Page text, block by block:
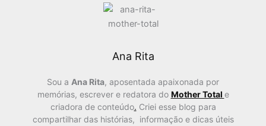
Ana Rita
Sou a Ana Rita, aposentada apaixonada por
memórias, escrever e redatora do Mother Total e
criadora de conteúdo. Criei esse blog para
compartilhar das histórias, informação e dicas úteis